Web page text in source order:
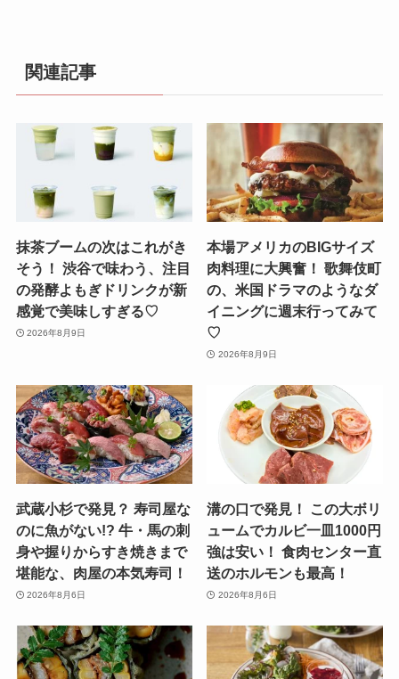
関連記事
抹茶ブームの次はこれがき
そう！ 渋谷で味わう、注目
の発酵よもぎドリンクが新
感覚で美味しすぎる♡
2026年8月9日
本場アメリカのBIGサイズ
肉料理に大興奮！ 歌舞伎町
の、米国ドラマのようなダ
イニングに週末行ってみて
♡
2026年8月9日
武蔵小杉で発見？ 寿司屋な
のに魚がない!? 牛・馬の刺
身や握りからすき焼きまで
堪能な、肉屋の本気寿司！
2026年8月6日
溝の口で発見！ この大ボリ
ュームでカルビ一皿1000円
強は安い！ 食肉センター直
送のホルモンも最高！
2026年8月6日